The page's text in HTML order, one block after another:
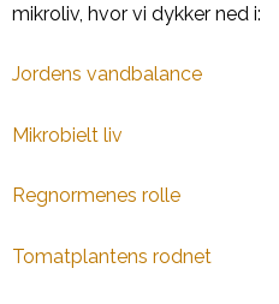
mikroliv, hvor vi dykker ned i:
Jordens vandbalance
Mikrobielt liv
Regnormenes rolle
Tomatplantens rodnet